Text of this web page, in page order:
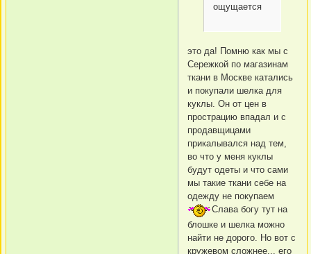
ощущается
это да! Помню как мы с
Сережкой по магазинам
ткани в Москве катались
и покупали шелка для
куклы. Он от цен в
прострацию впадал и с
продавщицами
прикалывался над тем,
во что у меня куклы
будут одеты и что сами
мы такие ткани себе на
одежду не покупаем
Слава богу тут на
блошке и шелка можно
найти не дорого. Но вот с
кружевом сложнее... его